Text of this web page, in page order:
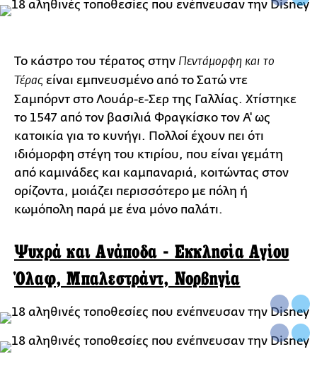
Το κάστρο του τέρατος στην Πεντάμορφη και το
Τέρας είναι εμπνευσμένο από το Σατώ ντε
Σαμπόρντ στο Λουάρ-ε-Σερ της Γαλλίας. Χτίστηκε
το 1547 από τον βασιλιά Φραγκίσκο τον Α' ως
κατοικία για το κυνήγι. Πολλοί έχουν πει ότι
ιδιόμορφη στέγη του κτιρίου, που είναι γεμάτη
από καμινάδες και καμπαναριά, κοιτώντας στον
ορίζοντα, μοιάζει περισσότερο με πόλη ή
κωμόπολη παρά με ένα μόνο παλάτι.
Ψυχρά και Ανάποδα - Εκκλησία Αγίου
Όλαφ, Μπαλεστράντ, Νορβηγία